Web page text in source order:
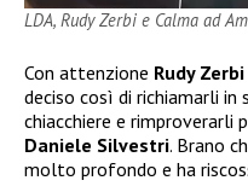
LDA, Rudy Zerbi e Calma ad
Con attenzione Rudy Zerbi
deciso così di richiamarli
chiacchiere e rimproverarli
Daniele Silvestri. Brano
molto profondo e ha